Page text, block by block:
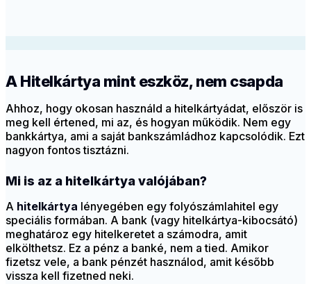
A Hitelkártya mint eszköz, nem csapda
Ahhoz, hogy okosan használd a hitelkártyádat, először is
meg kell értened, mi az, és hogyan működik. Nem egy
bankkártya, ami a saját bankszámládhoz kapcsolódik. Ezt
nagyon fontos tisztázni.
Mi is az a hitelkártya valójában?
A hitelkártya lényegében egy folyószámlahitel egy
speciális formában. A bank (vagy hitelkártya-kibocsátó)
meghatároz egy hitelkeretet a számodra, amit
elkölthetsz. Ez a pénz a banké, nem a tied. Amikor
fizetsz vele, a bank pénzét használod, amit később
vissza kell fizetned neki.